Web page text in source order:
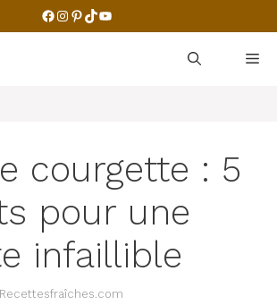
Facebook
Instagram
Pinterest
TikTok
YouTube
courgette : 5
pour une
infaillible
Recettesfraîches.com